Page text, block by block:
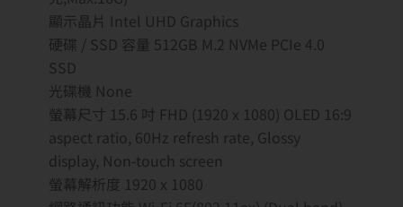
顯示晶片 Intel UHD Graphics
硬碟 / SSD 容量 512GB M.2 NVMe PCIe 4.0
SSD
光碟機 None
螢幕尺寸 15.6 吋 FHD (1920 x 1080) OLED 16:9
aspect ratio, 60Hz refresh rate, Glossy
display, Non-touch screen
螢幕解析度 1920 x 1080